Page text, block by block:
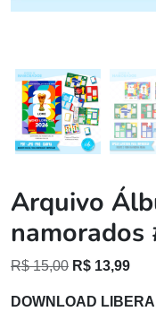
Arquivo
namorados
R$15,00 O
original
R$ 13,99O
DOWNLOAD